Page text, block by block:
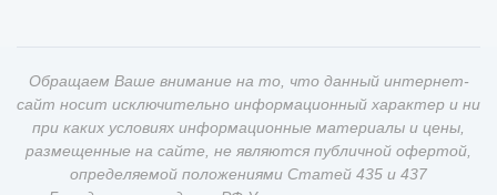
Обращаем Ваше внимание на то, что данный интернет-
сайт носит исключительно информационный характер и ни
при каких условиях информационные материалы и цены,
размещенные на сайте, не являются публичной офертой,
определяемой положениями Статей 435 и 437